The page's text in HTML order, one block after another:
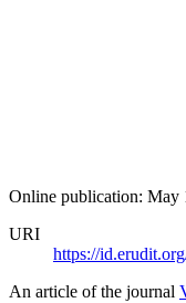
Online publication: May
URI
https://
An article of the journal